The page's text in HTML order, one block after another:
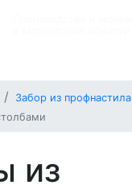
Забор из профнастила
из